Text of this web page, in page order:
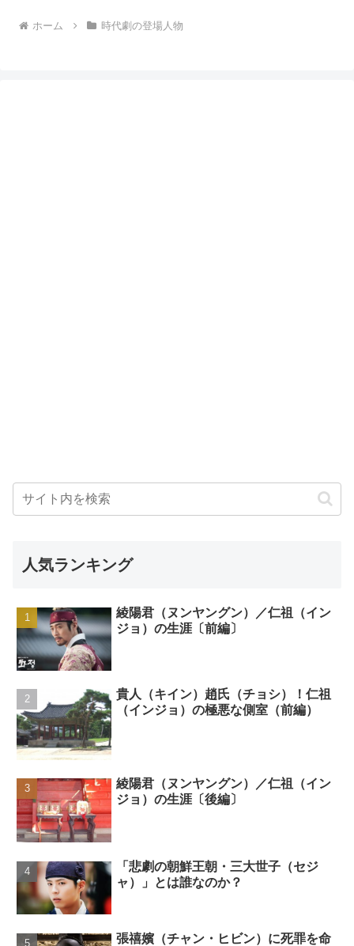
ホーム 時代劇の登場人物
人気ランキング
綾陽君（ヌンヤングン）／仁祖（イン
ジョ）の生涯〔前編〕
貴人（キイン）趙氏（チョシ）！仁祖
（インジョ）の極悪な側室（前編）
綾陽君（ヌンヤングン）／仁祖（イン
ジョ）の生涯〔後編〕
「悲劇の朝鮮王朝・三大世子（セジ
ャ）」とは誰なのか？
張禧嬪（チャン・ヒビン）に死罪を命